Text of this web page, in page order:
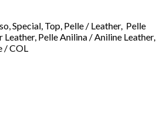
Special, Top, Pelle / Leather, Pelle
Leather, Pelle Anilina / Aniline Leather,
/ COL